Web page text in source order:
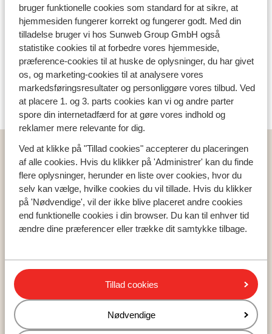
bruger funktionelle cookies som standard for at sikre, at
hjemmesiden fungerer korrekt og fungerer godt. Med din
tilladelse bruger vi hos Sunweb Group GmbH også
statistike cookies til at forbedre vores hjemmeside,
præference-cookies til at huske de oplysninger, du har givet
os, og marketing-cookies til at analysere vores
markedsføringsresultater og personliggøre vores tilbud. Ved
at placere 1. og 3. parts cookies kan vi og andre parter
spore din internetadfærd for at gøre vores indhold og
reklamer mere relevante for dig.
Ved at klikke på "Tillad cookies" accepterer du placeringen
af alle cookies. Hvis du klikker på 'Administrer' kan du finde
flere oplysninger, herunder en liste over cookies, hvor du
selv kan vælge, hvilke cookies du vil tillade. Hvis du klikker
på 'Nødvendige', vil der ikke blive placeret andre cookies
end funktionelle cookies i din browser. Du kan til enhver tid
ændre dine præferencer eller trække dit samtykke tilbage.
Tillad cookies
Nødvendige
✔Meget værd for pengene
Populære lande
Tyrkiet
Grækenland
Egypten
Cypern
Populære regioner
Kreta
Mallorca
Madeira